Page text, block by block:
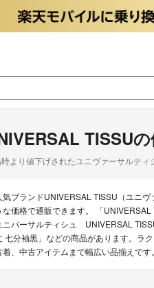
TISSU
より値下げされたユニヴァーサルティ
気ブランドUNIVERSAL TISSU（ユニ
な価格で通販できます。 「
ニバーサルティシュ UNIVERSAL
七分袖黒」などの商品があります。ラ
着、中古アイテムまで幅広い品揃えです。